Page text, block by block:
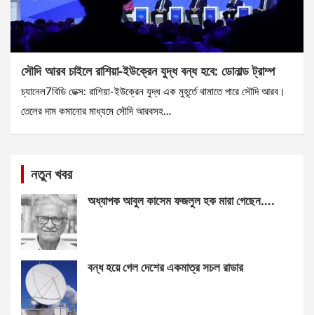
সৌদি আরব চাইলে রাশিয়া-ইউক্রেন যুদ্ধ বন্ধ হবে: ডোনাল্ড ট্রাম্প
চ্যানেল7বিডি ডেক্স: রাশিয়া-ইউক্রেন যুদ্ধ এক মুহূর্তে থামাতে পারে সৌদি আরব।
তেলের দাম কমানোর মাধ্যমে সৌদি আরবসহ…
নতুন খবর
অধ্যাপক আবুল কাসেম ফজলুল হক মারা গেছেন….
বন্ধ হয়ে গেল দেশের একমাত্র সচল রাডার